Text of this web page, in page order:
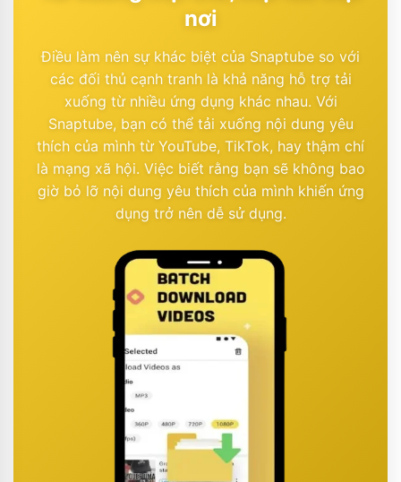
nơi
Điều làm nên sự khác biệt của Snaptube so với
các đối thủ cạnh tranh là khả năng hỗ trợ tải
xuống từ nhiều ứng dụng khác nhau. Với
Snaptube, bạn có thể tải xuống nội dung yêu
thích của mình từ YouTube, TikTok, hay thậm chí
là mạng xã hội. Việc biết rằng bạn sẽ không bao
giờ bỏ lỡ nội dung yêu thích của mình khiến ứng
dụng trở nên dễ sử dụng.